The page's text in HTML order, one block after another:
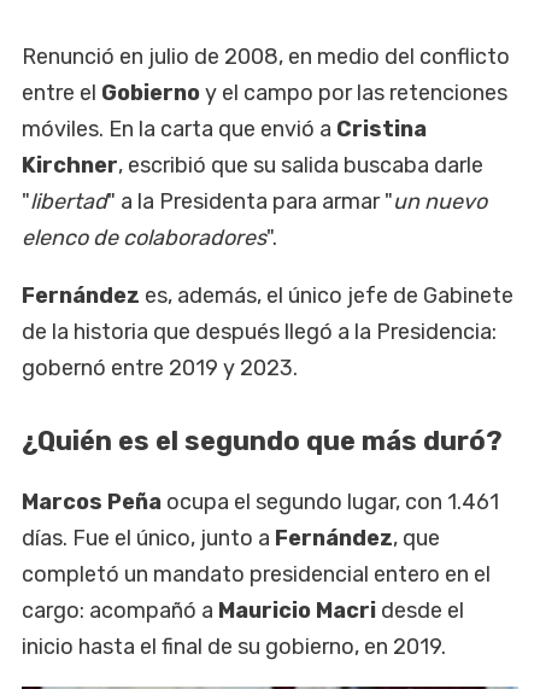
Renunció en julio de 2008, en medio del conflicto
entre el Gobiernoy el campo por las retenciones
móviles. En la carta que envió a Cristina
Kirchner, escribió que su salida buscaba darle
"libertad" a la Presidenta para armar "un nuevo
elenco de colaboradores".
Fernández es, además, el único jefe de Gabinete
de la historia que después llegó a la Presidencia:
gobernó entre 2019 y 2023.
¿Quién es el segundo que más duró?
Marcos Peña ocupa el segundo lugar, con 1.461
días. Fue el único, junto a Fernández, que
completó un mandato presidencial entero en el
cargo: acompañó a Mauricio Macri desde el
inicio hasta el final de su gobierno, en 2019.